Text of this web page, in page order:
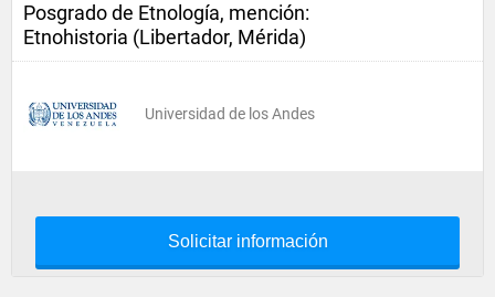
Posgrado de Etnología, mención:
Etnohistoria (Libertador, Mérida)
Universidad de los Andes
Solicitar información